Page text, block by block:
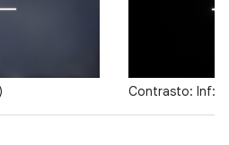
Contrasto: Inf: 1